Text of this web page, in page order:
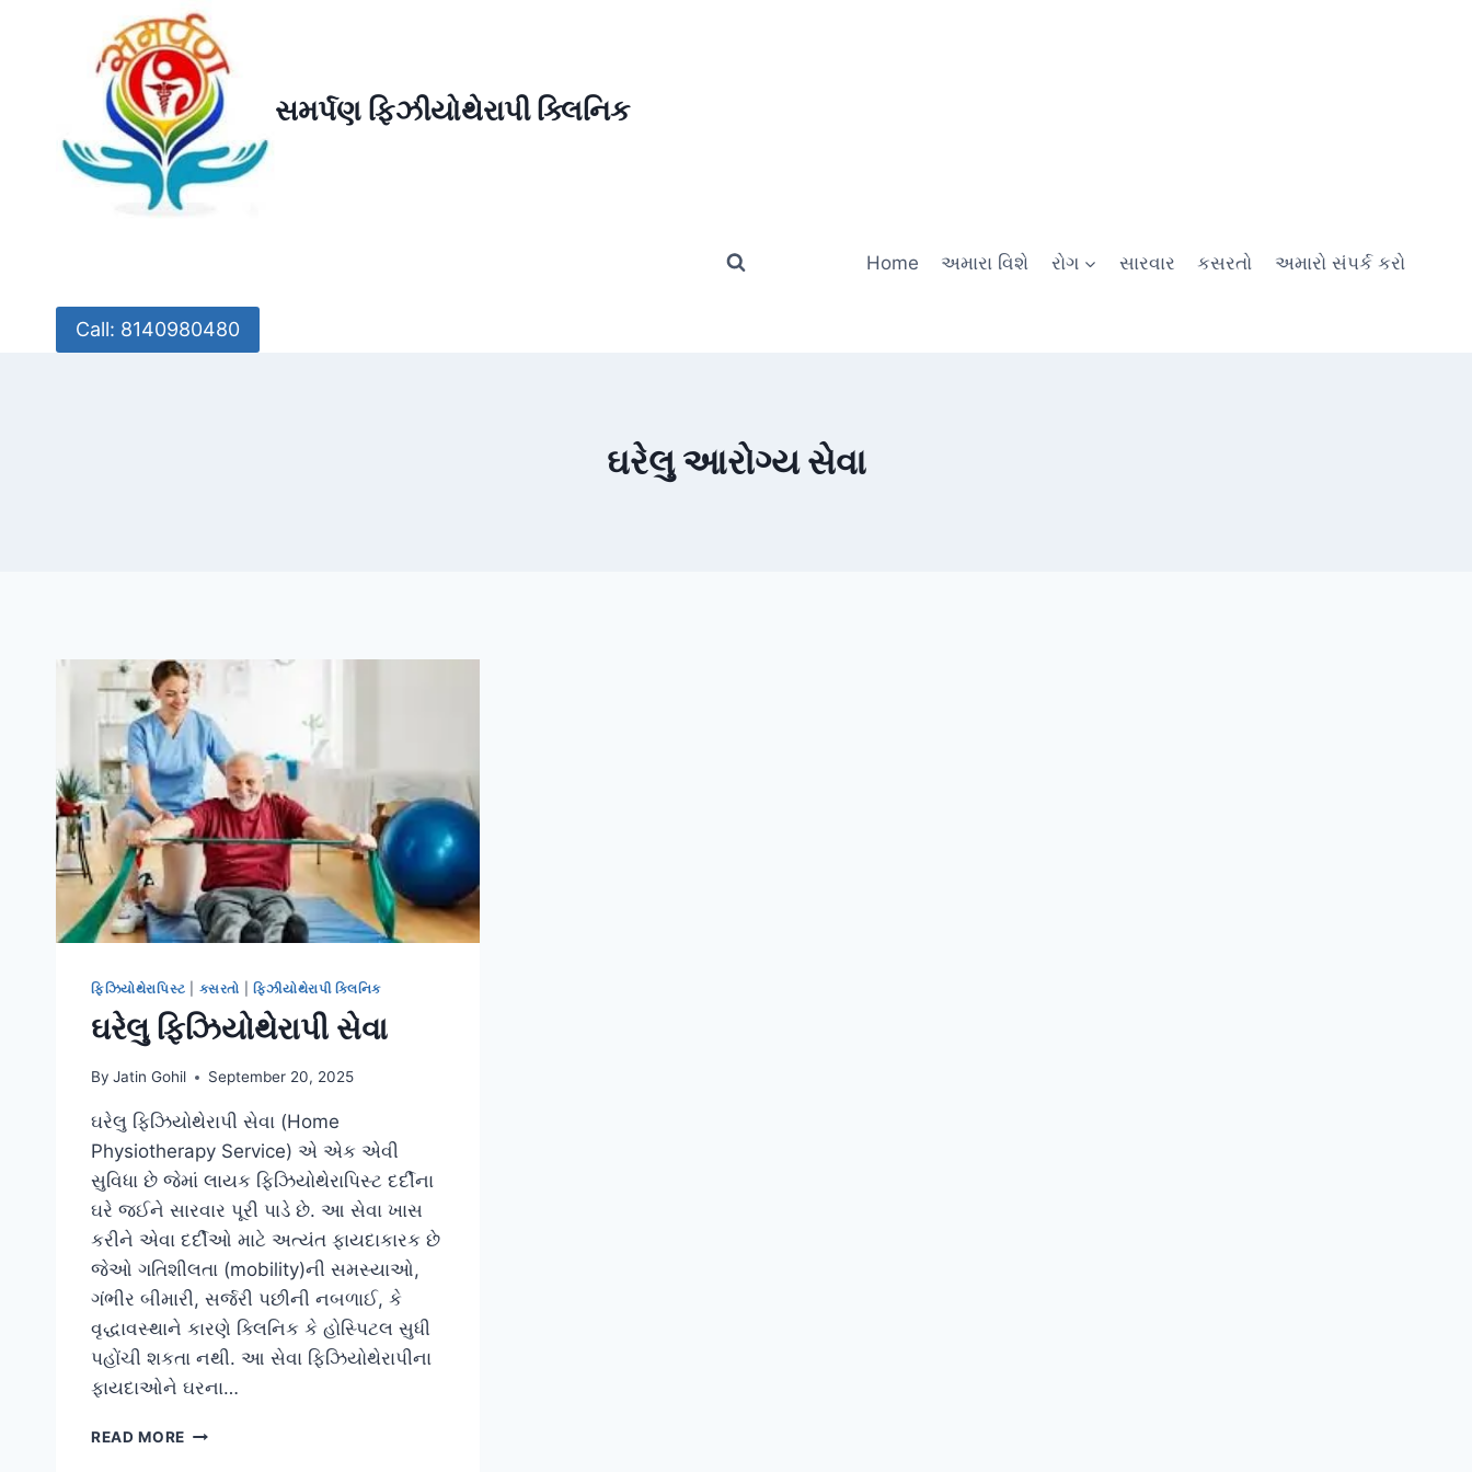
સમર્પણ ફિઝીયોથેરાપી ક્લિનિક
Home અમારા વિશે રોગ સારવાર કસરતો અમારો સંપર્ક કરો
Call: 8140980480
ઘરેલુ આરોગ્ય સેવા
ફિઝિયોથેરાપિસ્ટ કસરતો ફિઝીયોથેરાપી ક્લિનિક
ઘરેલુ ફિઝિયોથેરાપી સેવા
By Jatin Gohil September 20, 2025
ઘરેલુ ફિઝિયોથેરાપી સેવા (Home
Physiotherapy Service) એ એક એવી
સુવિધા છે જેમાં લાયક ફિઝિયોથેરાપિસ્ટ દર્દીના
ઘરે જઈને સારવાર પૂરી પાડે છે. આ સેવા ખાસ
કરીને એવા દર્દીઓ માટે અત્યંત ફાયદાકારક છે
જેઓ ગતિશીલતા (mobility)ની સમસ્યાઓ,
ગંભીર બીમારી, સર્જરી પછીની નબળાઈ, કે
વૃદ્ધાવસ્થાને કારણે ક્લિનિક કે હોસ્પિટલ સુધી
પહોંચી શકતા નથી. આ સેવા ફિઝિયોથેરાપીના
ફાયદાઓને ઘરના…
READ MORE ઘરેલુ